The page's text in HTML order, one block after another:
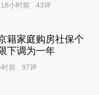
18小时前 43评
籍家庭购房社保个
下调为一年
时前 97评